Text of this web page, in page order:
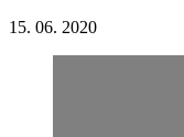
15. 06. 2020